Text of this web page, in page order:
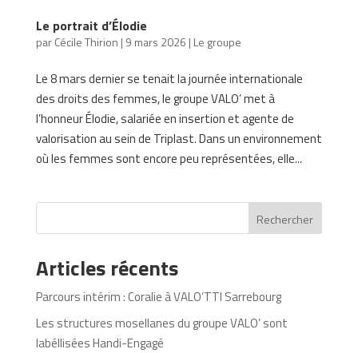
Le portrait d’Élodie
parCécile Thirion | 9 mars 2026 | Le groupe
Le 8 mars dernier se tenait la journée internationale
des droits des femmes, le groupe VALO’ met à
l’honneur Élodie, salariée en insertion et agente de
valorisation au sein de Triplast. Dans un environnement
où les femmes sont encore peu représentées, elle...
Rechercher
Articles récents
Parcours intérim : Coralie à VALO’TTI Sarrebourg
Les structures mosellanes du groupe VALO’ sont
labéllisées Handi-Engagé